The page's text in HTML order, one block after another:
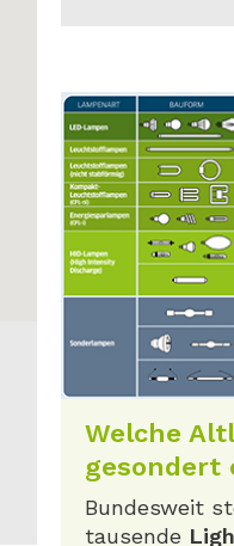
Welche
gesondert
Bundesweit
tausende